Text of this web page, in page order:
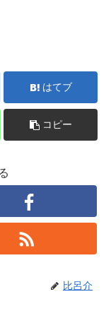
はてブ
コピー
比呂介